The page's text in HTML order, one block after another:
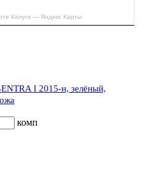
Калуги — Яндекс Карты
I 2015-н, зелёный,
комп